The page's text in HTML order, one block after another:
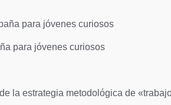
para jóvenes curiosos
para jóvenes curiosos
la estrategia metodológica de